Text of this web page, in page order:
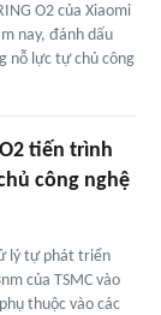
O2 của Xiaomi
nay, đánh dấu
nỗ lực tự chủ công
tiến trình
công nghệ
lý tự phát triển
của TSMC vào
thuộc vào các